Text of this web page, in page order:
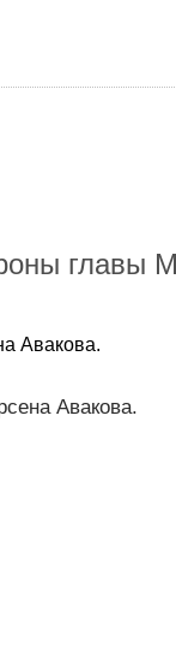
главы
Авакова.
Авакова.